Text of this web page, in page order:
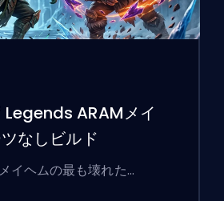
ARAMメイ
なしビルド
イヘムの最も壊れた…